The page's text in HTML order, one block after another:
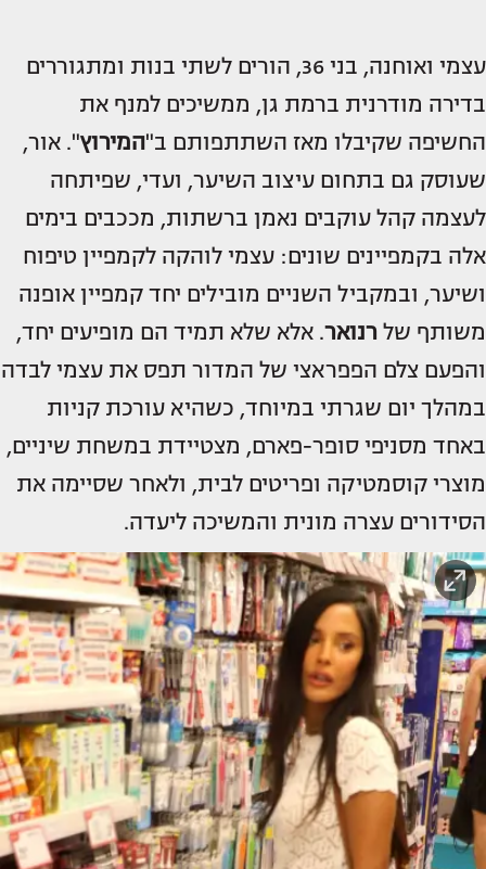
עצמי ואוחנה, בני 36, הורים לשתי בנות ומתגוררים
בדירה מודרנית ברמת גן, ממשיכים למנף את
החשיפה שקיבלו מאז השתתפותם ב"המירוץ". אור,
שעוסק גם בתחום עיצוב השיער, ועדי, שפיתחה
לעצמה קהל עוקבים נאמן ברשתות, מככבים בימים
אלה בקמפיינים שונים: עצמי לוהקה לקמפיין טיפוח
ושיער, ובמקביל השניים מובילים יחד קמפיין אופנה
משותף של רנואר. אלא שלא תמיד הם מופיעים יחד,
והפעם צלם הפפראצי של המדור תפס את עצמי לבדה
במהלך יום שגרתי במיוחד, כשהיא עורכת קניות
באחד מסניפי סופר-פארם, מצטיידת במשחת שיניים,
מוצרי קוסמטיקה ופריטים לבית, ולאחר שסיימה את
הסידורים עצרה מונית והמשיכה ליעדה.